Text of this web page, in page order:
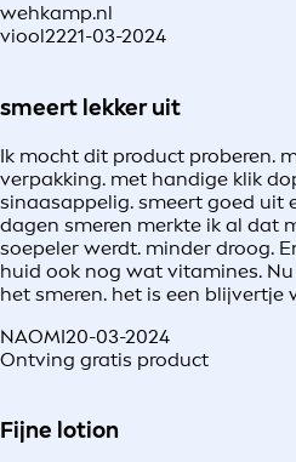
wehkamp.nl
viool2221-03-2024
smeert lekker uit
Ik mocht dit product proberen.
verpakking. met handige klik
sinaasappelig. smeert goed uit
dagen smeren merkte ik al dat
soepeler werdt. minder droog.
huid ook nog wat vitamines.
het smeren. het is een blijvertje
NAOMI20-03-2024
Ontving gratis product
Fijne lotion